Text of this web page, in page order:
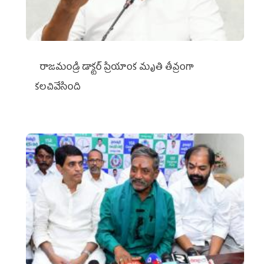
రాజమండ్రి డాక్టర్‌ ప్రియాంక మృతి తీవ్రంగా
కలచివేసింది